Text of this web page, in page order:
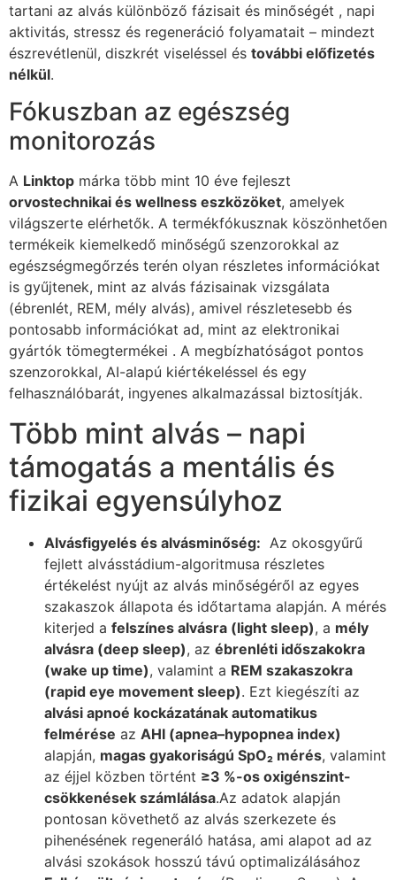
tartani az alvás különböző fázisait és minőségét , napi
aktivitás, stressz és regeneráció folyamatait – mindezt
észrevétlenül, diszkrét viseléssel és további előfizetés
nélkül.
Fókuszban az egészség
monitorozás
A Linktop márka több mint 10 éve fejleszt
orvostechnikai és wellness eszközöket, amelyek
világszerte elérhetők. A termékfókusznak köszönhetően
termékeik kiemelkedő minőségű szenzorokkal az
egészségmegőrzés terén olyan részletes információkat
is gyűjtenek, mint az alvás fázisainak vizsgálata
(ébrenlét, REM, mély alvás), amivel részletesebb és
pontosabb információkat ad, mint az elektronikai
gyártók tömegtermékei . A megbízhatóságot pontos
szenzorokkal, AI-alapú kiértékeléssel és egy
felhasználóbarát, ingyenes alkalmazással biztosítják.
Több mint alvás – napi
támogatás a mentális és
fizikai egyensúlyhoz
Alvásfigyelés és alvásminőség: Az okosgyűrű
fejlett alvásstádium-algoritmusa részletes
értékelést nyújt az alvás minőségéről az egyes
szakaszok állapota és időtartama alapján. A mérés
kiterjed a felszínes alvásra (light sleep), a mély
alvásra (deep sleep), az ébrenléti időszakokra
(wake up time), valamint a REM szakaszokra
(rapid eye movement sleep). Ezt kiegészíti az
alvási apnoé kockázatának automatikus
felmérése az AHI (apnea–hypopnea index)
alapján, magas gyakoriságú SpO₂ mérés, valamint
az éjjel közben történt ≥3 %-os oxigénszint-
csökkenések számlálása.Az adatok alapján
pontosan követhető az alvás szerkezete és
pihenésének regeneráló hatása, ami alapot ad az
alvási szokások hosszú távú optimalizálásához